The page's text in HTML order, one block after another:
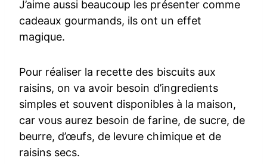
J’aime aussi beaucoup les présenter comme
cadeaux gourmands, ils ont un effet
magique.
Pour réaliser la recette des biscuits aux
raisins, on va avoir besoin d’ingredients
simples et souvent disponibles à la maison,
car vous aurez besoin de farine, de sucre, de
beurre, d’œufs, de levure chimique et de
raisins secs.